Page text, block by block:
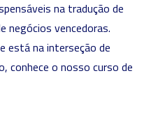
na tradução de
negócios vencedoras.
está na interseção de
conhece o nosso curso de